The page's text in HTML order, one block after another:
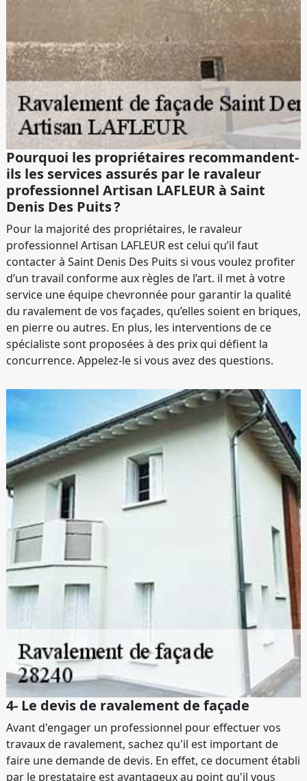
Pourquoi les propriétaires recommandent-
ils les services assurés par le ravaleur
professionnel Artisan LAFLEUR à Saint
Denis Des Puits ?
Pour la majorité des propriétaires, le ravaleur
professionnel Artisan LAFLEUR est celui qu’il faut
contacter à Saint Denis Des Puits si vous voulez profiter
d’un travail conforme aux règles de l’art. il met à votre
service une équipe chevronnée pour garantir la qualité
du ravalement de vos façades, qu’elles soient en briques,
en pierre ou autres. En plus, les interventions de ce
spécialiste sont proposées à des prix qui défient la
concurrence. Appelez-le si vous avez des questions.
4- Le devis de ravalement de façade
Avant d'engager un professionnel pour effectuer vos
travaux de ravalement, sachez qu'il est important de
faire une demande de devis. En effet, ce document établi
par le prestataire est avantageux au point qu'il vous